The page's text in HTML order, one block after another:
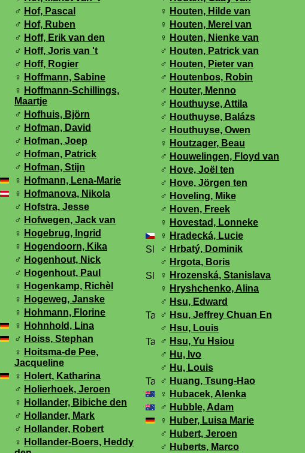
♂ Hof, Pascal
♂ Hof, Ruben
♂ Hoff, Erik van den
♂ Hoff, Joris van 't
♂ Hoff, Rogier
♀ Hoffmann, Sabine
♀ Hoffmann-Schillings,
Maartje
♂ Hofhuis, Björn
♂ Hofman, David
♂ Hofman, Joep
♂ Hofman, Patrick
♂ Hofman, Stijn
♀ Hofmann, Lena-Marie
♀ Hofmanova, Nikola
♂ Hofstra, Jesse
♂ Hofwegen, Jack van
♀ Hogebrug, Ingrid
♀ Hogendoorn, Kika
♂ Hogenhout, Nick
♂ Hogenhout, Paul
♀ Hogenkamp, Richèl
♀ Hogeweg, Janske
♀ Hohmann, Florine
♀ Hohnhold, Lina
♂ Hoiss, Stephan
♀ Hoitsma-de Pee,
Jacqueline
♀ Holert, Katharina
♂ Holierhoek, Jeroen
♀ Hollander, Bibiche den
♂ Hollander, Mark
♂ Hollander, Robert
♀ Hollander-Boers, Heddy
♀ Houten, Hilde van
♀ Houten, Merel van
♀ Houten, Nienke van
♂ Houten, Patrick van
♂ Houten, Pieter van
♂ Houtenbos, Robin
♂ Houter, Menno
♂ Houthuyse, Attila
♂ Houthuyse, Balázs
♂ Houthuyse, Owen
♀ Houtzager, Beau
♂ Houwelingen, Floyd van
♂ Hove, Joël ten
♂ Hove, Jörgen ten
♂ Hoveling, Mike
♂ Hoven, Freek
♀ Hovestad, Lonneke
♀ Hradecká, Lucie
♂ Hrbatý, Dominik
♂ Hrgota, Boris
♀ Hrozenská, Stanislava
♀ Hryshchenko, Alina
♂ Hsu, Edward
♂ Hsu, Jeffrey Chuan En
♂ Hsu, Louis
♂ Hsu, Yu Hsiou
♂ Hu, Ivo
♂ Hu, Louis
♂ Huang, Tsung-Hao
♀ Hubacek, Alenka
♂ Hubble, Adam
♀ Huber, Luisa Marie
♂ Hubert, Jeroen
♂ Huberts, Marco